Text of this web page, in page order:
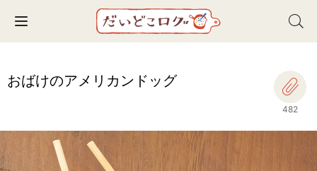
Toggle navigation
おばけのアメリカンドッグ
482